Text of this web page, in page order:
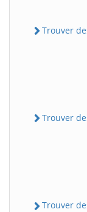
Trouver
Trouver
Trouver